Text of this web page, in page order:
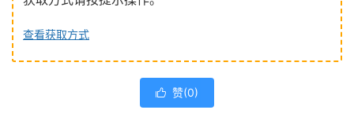
查看获取方式
 赞(0)